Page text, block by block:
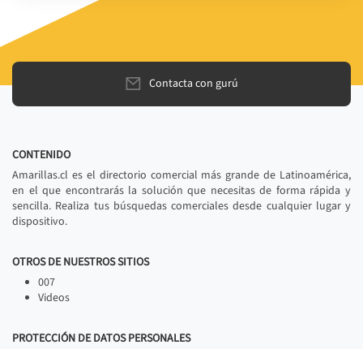
Contacta con gurú
CONTENIDO
Amarillas.cl es el directorio comercial más grande de Latinoamérica,
en el que encontrarás la solución que necesitas de forma rápida y
sencilla. Realiza tus búsquedas comerciales desde cualquier lugar y
dispositivo.
OTROS DE NUESTROS SITIOS
007
Videos
PROTECCIÓN DE DATOS PERSONALES